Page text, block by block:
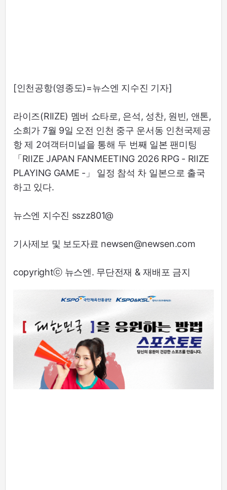
[인천공항(영종도)=뉴스엔 지수진 기자]
라이즈(RIIZE) 멤버 쇼타로, 은석, 성찬, 원빈, 앤톤,
소희가 7월 9일 오전 인천 중구 운서동 인천국제공
항 제 2여객터미널을 통해 두 번째 일본 팬미팅
「RIIZE JAPAN FANMEETING 2026 RPG - RIIZE
PLAYING GAME -」 일정 참석 차 일본으로 출국
하고 있다.
뉴스엔 지수진 sszz801@
기사제보 및 보도자료 newsen@newsen.com
copyrightⓒ 뉴스엔. 무단전재 & 재배포 금지